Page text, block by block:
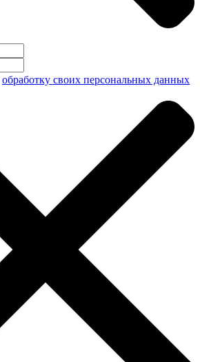
обработку своих персональных данных